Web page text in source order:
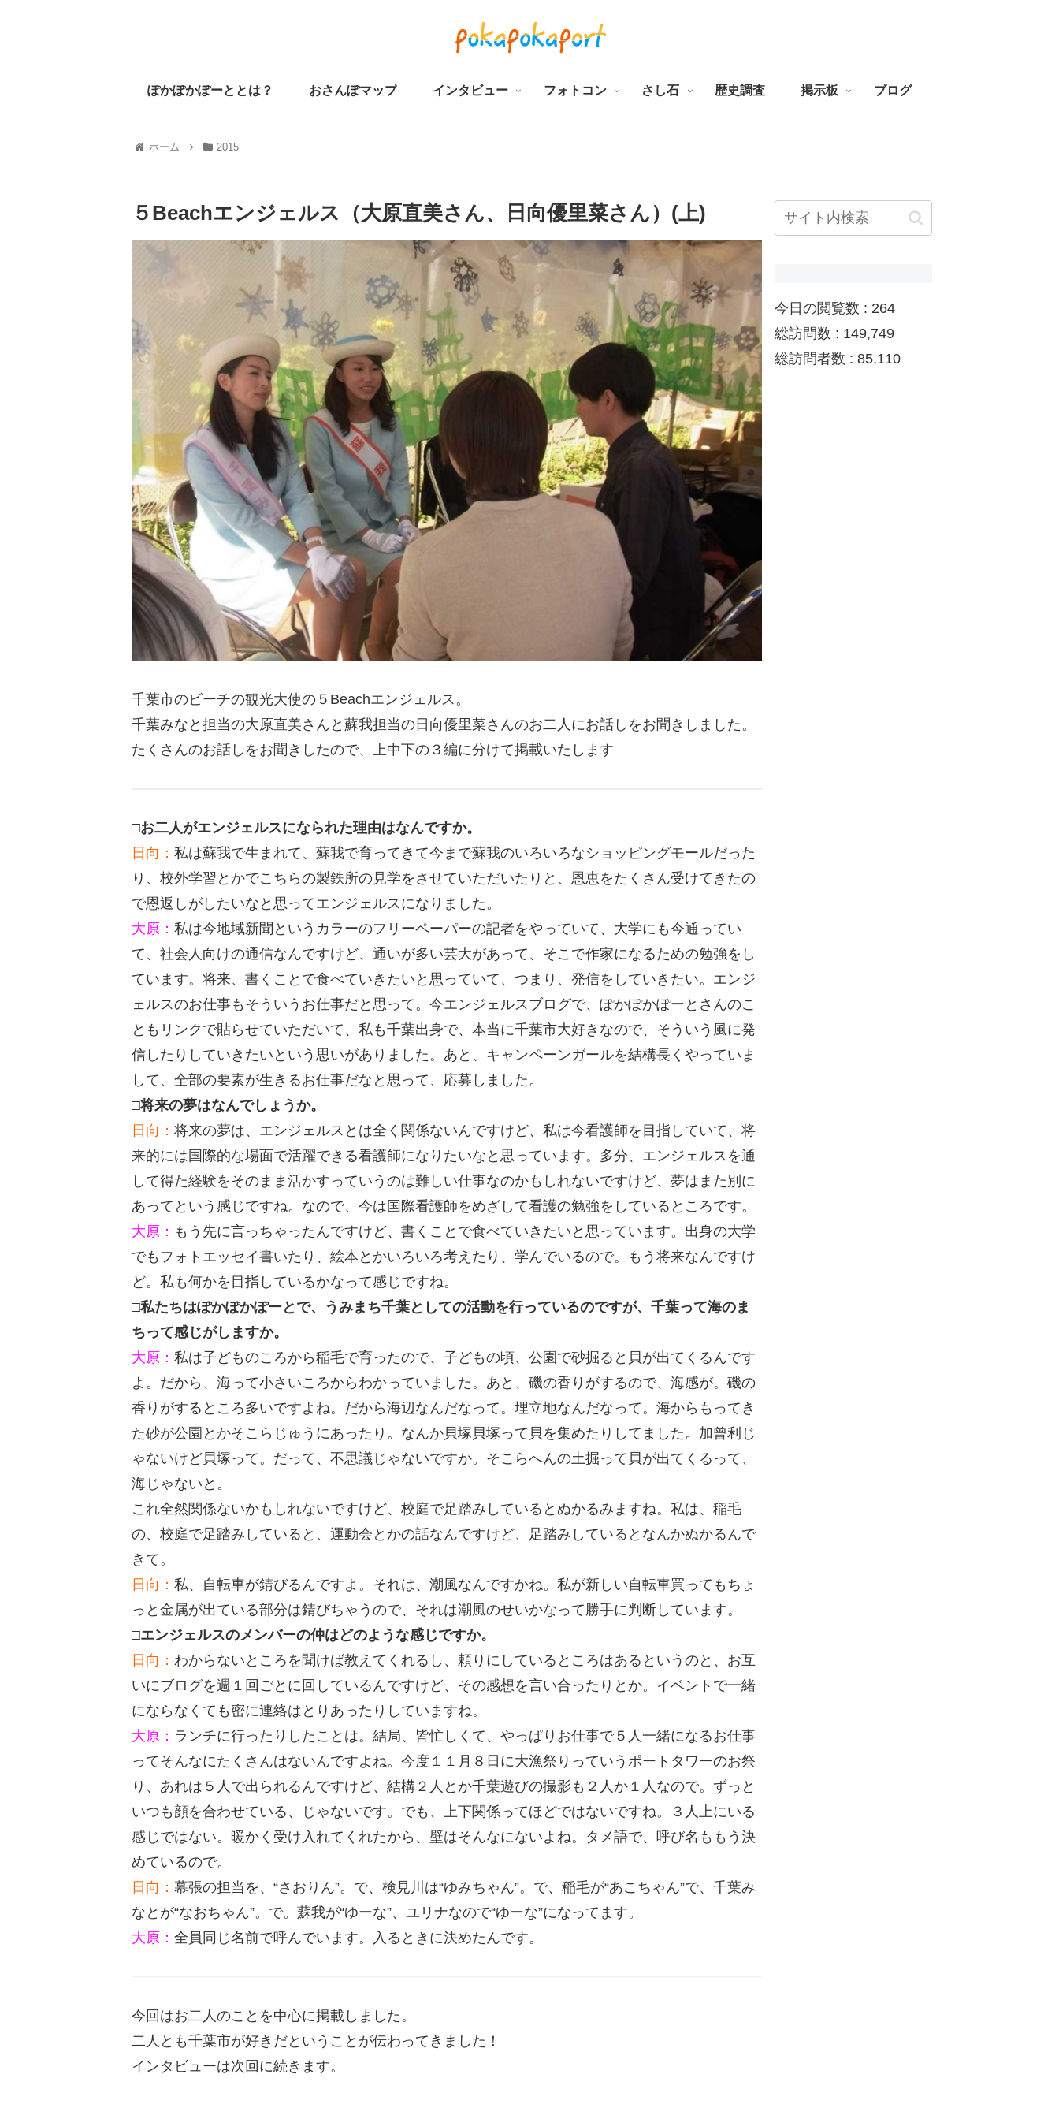
ぽかぽかぽーととは？ おさんぽマップ インタビュー フォトコン さし石 歴史調査 掲示板 ブログ
ホーム 2015
５Beachエンジェルス（大原直美さん、日向優里菜さん）(上)
千葉市のビーチの観光大使の５Beachエンジェルス。
千葉みなと担当の大原直美さんと蘇我担当の日向優里菜さんのお二人にお話しをお聞きしました。
たくさんのお話しをお聞きしたので、上中下の３編に分けて掲載いたします
□お二人がエンジェルスになられた理由はなんですか。
日向： 私は蘇我で生まれて、蘇我で育ってきて今まで蘇我のいろいろなショッピングモールだった
り、校外学習とかでこちらの製鉄所の見学をさせていただいたりと、恩恵をたくさん受けてきたの
で恩返しがしたいなと思ってエンジェルスになりました。
大原： 私は今地域新聞というカラーのフリーペーパーの記者をやっていて、大学にも今通ってい
て、社会人向けの通信なんですけど、通いが多い芸大があって、そこで作家になるための勉強をし
ています。将来、書くことで食べていきたいと思っていて、つまり、発信をしていきたい。エンジ
ェルスのお仕事もそういうお仕事だと思って。今エンジェルスブログで、ぽかぽかぽーとさんのこ
ともリンクで貼らせていただいて、私も千葉出身で、本当に千葉市大好きなので、そういう風に発
信したりしていきたいという思いがありました。あと、キャンペーンガールを結構長くやっていま
して、全部の要素が生きるお仕事だなと思って、応募しました。
□将来の夢はなんでしょうか。
日向： 将来の夢は、エンジェルスとは全く関係ないんですけど、私は今看護師を目指していて、将
来的には国際的な場面で活躍できる看護師になりたいなと思っています。多分、エンジェルスを通
して得た経験をそのまま活かすっていうのは難しい仕事なのかもしれないですけど、夢はまた別に
あってという感じですね。なので、今は国際看護師をめざして看護の勉強をしているところです。
大原： もう先に言っちゃったんですけど、書くことで食べていきたいと思っています。出身の大学
でもフォトエッセイ書いたり、絵本とかいろいろ考えたり、学んでいるので。もう将来なんですけ
ど。私も何かを目指しているかなって感じですね。
□私たちはぽかぽかぽーとで、うみまち千葉としての活動を行っているのですが、千葉って海のま
ちって感じがしますか。
大原： 私は子どものころから稲毛で育ったので、子どもの頃、公園で砂掘ると貝が出てくるんです
よ。だから、海って小さいころからわかっていました。あと、磯の香りがするので、海感が。磯の
香りがするところ多いですよね。だから海辺なんだなって。埋立地なんだなって。海からもってき
た砂が公園とかそこらじゅうにあったり。なんか貝塚貝塚って貝を集めたりしてました。加曾利じ
ゃないけど貝塚って。だって、不思議じゃないですか。そこらへんの土掘って貝が出てくるって、
海じゃないと。
これ全然関係ないかもしれないですけど、校庭で足踏みしているとぬかるみますね。私は、稲毛
の、校庭で足踏みしていると、運動会とかの話なんですけど、足踏みしているとなんかぬかるんで
きて。
日向： 私、自転車が錆びるんですよ。それは、潮風なんですかね。私が新しい自転車買ってもちょ
っと金属が出ている部分は錆びちゃうので、それは潮風のせいかなって勝手に判断しています。
□エンジェルスのメンバーの仲はどのような感じですか。
日向： わからないところを聞けば教えてくれるし、頼りにしているところはあるというのと、お互
いにブログを週１回ごとに回しているんですけど、その感想を言い合ったりとか。イベントで一緒
にならなくても密に連絡はとりあったりしていますね。
大原： ランチに行ったりしたことは。結局、皆忙しくて、やっぱりお仕事で５人一緒になるお仕事
ってそんなにたくさんはないんですよね。今度１１月８日に大漁祭りっていうポートタワーのお祭
り、あれは５人で出られるんですけど、結構２人とか千葉遊びの撮影も２人か１人なので。ずっと
いつも顔を合わせている、じゃないです。でも、上下関係ってほどではないですね。３人上にいる
感じではない。暖かく受け入れてくれたから、壁はそんなにないよね。タメ語で、呼び名ももう決
めているので。
日向： 幕張の担当を、“さおりん”。で、検見川は“ゆみちゃん”。で、稲毛が“あこちゃん”で、千葉み
なとが“なおちゃん”。で。蘇我が“ゆーな”、ユリナなので“ゆーな”になってます。
大原： 全員同じ名前で呼んでいます。入るときに決めたんです。
今回はお二人のことを中心に掲載しました。
二人とも千葉市が好きだということが伝わってきました！
インタビューは次回に続きます。
今日の閲覧数 : 264
総訪問数 : 149,749
総訪問者数 : 85,110